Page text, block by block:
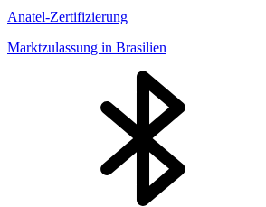
Anatel-Zertifizierung
Marktzulassung in Brasilien